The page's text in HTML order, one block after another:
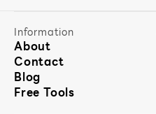
Information
About
Contact
Blog
Free Tools